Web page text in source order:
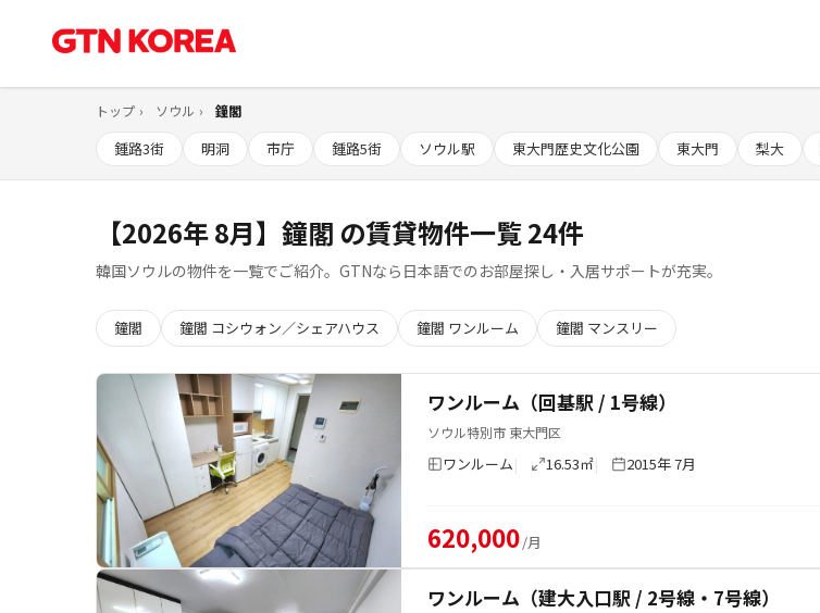
トップ ソウル 鐘閣
鍾路3街 明洞 市庁 鍾路5街 ソウル駅 東大門歴史文化公園 東大門 梨大
【2026年 8月】鐘閣 の賃貸物件一覧 24件
韓国ソウルの物件を一覧でご紹介。GTNなら日本語でのお部屋探し・入居サポートが充実。
鐘閣 鐘閣 コシウォン／シェアハウス 鐘閣 ワンルーム 鐘閣 マンスリー
ワンルーム（回基駅 / 1号線）
ソウル特別市 東大門区
ワンルーム 16.53㎡ 2015年 7月
620,000/月
ワンルーム（建大入口駅 / 2号線・7号線）